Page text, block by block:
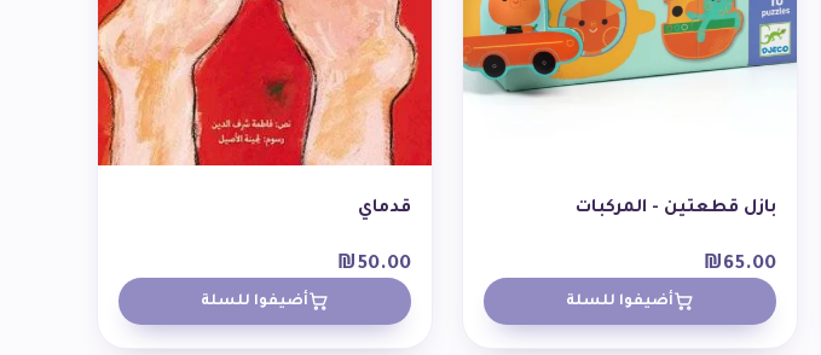
بازل قطعتين - المركبات
₪65.00
أضيفوا للسلة
قدماي
₪50.00
أضيفوا للسلة